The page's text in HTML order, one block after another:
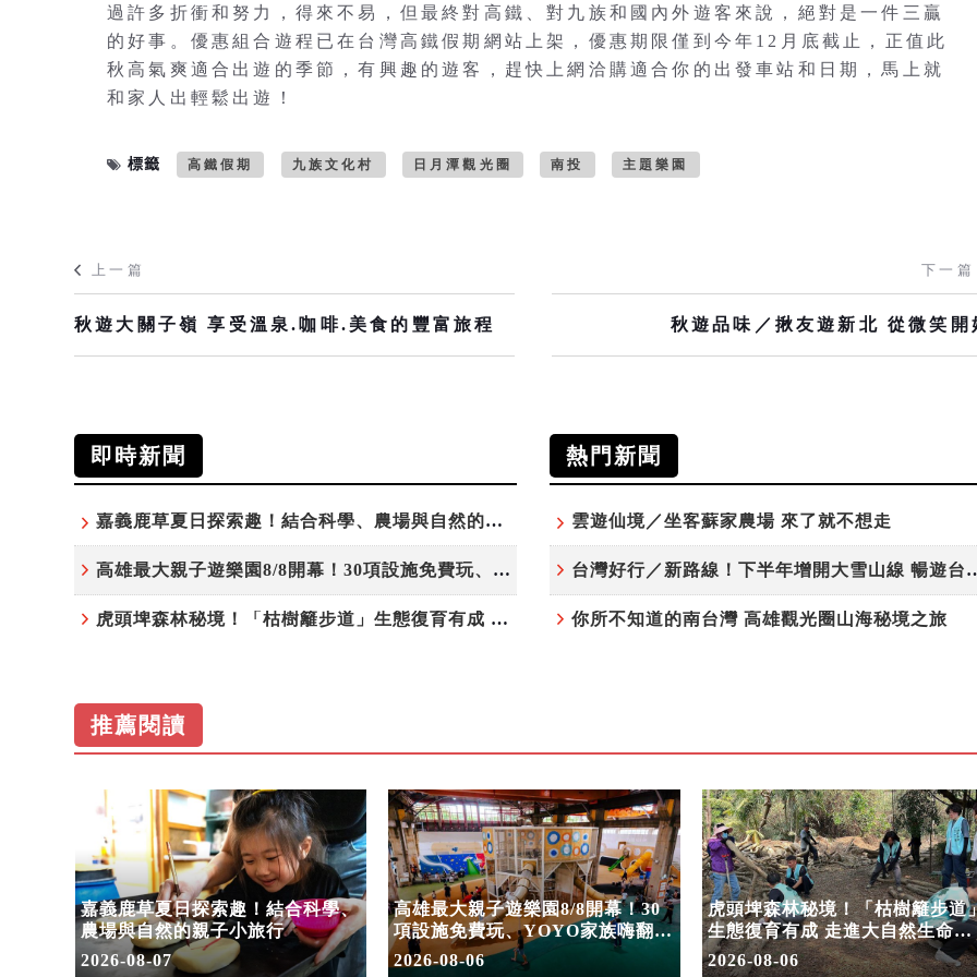
過許多折衝和努力，得來不易，但最終對高鐵、對九族和國內外遊客來說，絕對是一件三贏
的好事。優惠組合遊程已在台灣高鐵假期網站上架，優惠期限僅到今年12月底截止，正值此
秋高氣爽適合出遊的季節，有興趣的遊客，趕快上網洽購適合你的出發車站和日期，馬上就
和家人出輕鬆出遊！
標籤 高鐵假期 九族文化村 日月潭觀光圈 南投 主題樂園
上一篇
秋遊大關子嶺 享受溫泉.咖啡.美食的豐富旅程
下一篇
秋遊品味／揪友遊新北 從微笑開
即時新聞
嘉義鹿草夏日探索趣！結合科學、農場與自然的親子小旅行
高雄最大親子遊樂園8/8開幕！30項設施免費玩、YOYO家族嗨翻暑假
虎頭埤森林秘境！「枯樹籬步道」生態復育有成 走進大自然生命教室
熱門新聞
雲遊仙境／坐客蘇家農場 來了就不想走
台灣好行／新路線！下
你所不知道的南台灣 高雄觀光圈山海秘境之旅
推薦閱讀
嘉義鹿草夏日探索趣！結合科學、
農場與自然的親子小旅行
2026-08-07
高雄最大親子遊樂園8/8開幕！30
項設施免費玩、YOYO家族嗨翻暑
假
2026-08-06
虎頭埤森林秘境！「枯樹籬步道
生態復育有成 走進大自然生命教
室
2026-08-06